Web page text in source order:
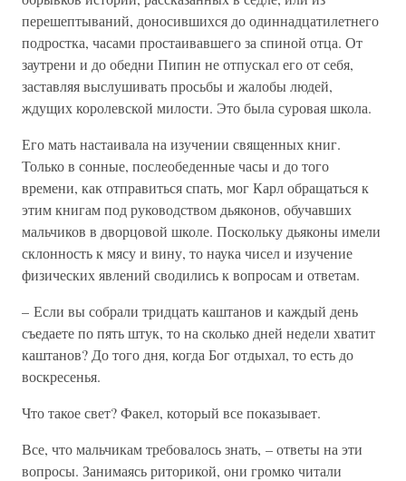
перешептываний, доносившихся до одиннадцатилетнего
подростка, часами простаивавшего за спиной отца. От
заутрени и до обедни Пипин не отпускал его от себя,
заставляя выслушивать просьбы и жалобы людей,
ждущих королевской милости. Это была суровая школа.
Его мать настаивала на изучении священных книг.
Только в сонные, послеобеденные часы и до того
времени, как отправиться спать, мог Карл обращаться к
этим книгам под руководством дьяконов, обучавших
мальчиков в дворцовой школе. Поскольку дьяконы имели
склонность к мясу и вину, то наука чисел и изучение
физических явлений сводились к вопросам и ответам.
– Если вы собрали тридцать каштанов и каждый день
съедаете по пять штук, то на сколько дней недели хватит
каштанов? До того дня, когда Бог отдыхал, то есть до
воскресенья.
Что такое свет? Факел, который все показывает.
Все, что мальчикам требовалось знать, – ответы на эти
вопросы. Занимаясь риторикой, они громко читали